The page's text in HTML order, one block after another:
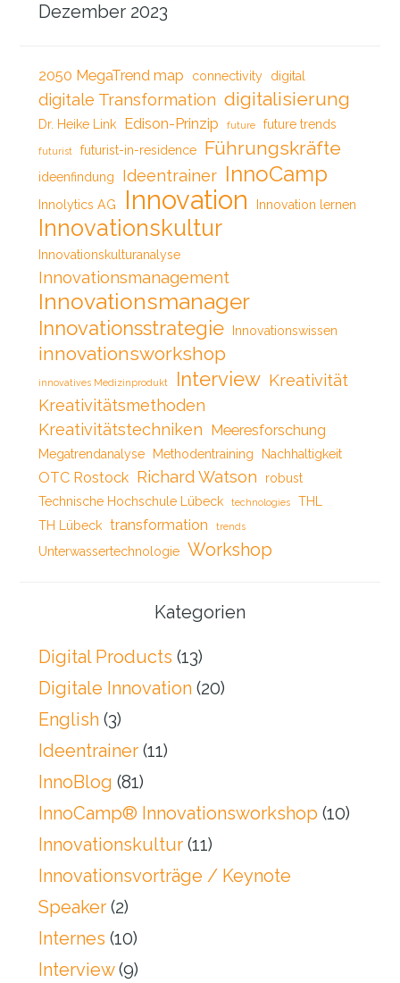
Dezember 2023
2050 MegaTrend map connectivity digital
digitale Transformation digitalisierung
Dr. Heike Link Edison-Prinzip future future trends
futurist futurist-in-residence Führungskräfte
ideenfindung Ideentrainer InnoCamp
Innolytics AG Innovation Innovation lernen
Innovationskultur
Innovationskulturanalyse
Innovationsmanagement
Innovationsmanager
Innovationsstrategie Innovationswissen
innovationsworkshop
innovatives Medizinprodukt Interview Kreativität
Kreativitätsmethoden
Kreativitätstechniken
Meeresforschung
Megatrendanalyse Methodentraining Nachhaltigkeit
OTC Rostock Richard Watson
robust
Technische Hochschule Lübeck
technologies
THL
TH Lübeck transformation trends
Unterwassertechnologie Workshop
Kategorien
Digital Products (13)
Digitale Innovation (20)
English (3)
Ideentrainer(11)
InnoBlog (81)
InnoCamp® Innovationsworkshop (10)
Innovationskultur(11)
Innovationsvorträge / Keynote
Speaker(2)
Internes (10)
Interview(9)